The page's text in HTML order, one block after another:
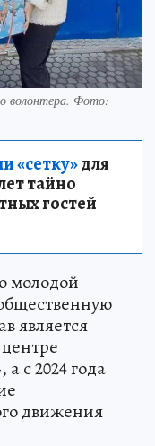
волонтера. Фото:
«сетку»для
тайно
гостей
молодой
является
с 2024 года
движения